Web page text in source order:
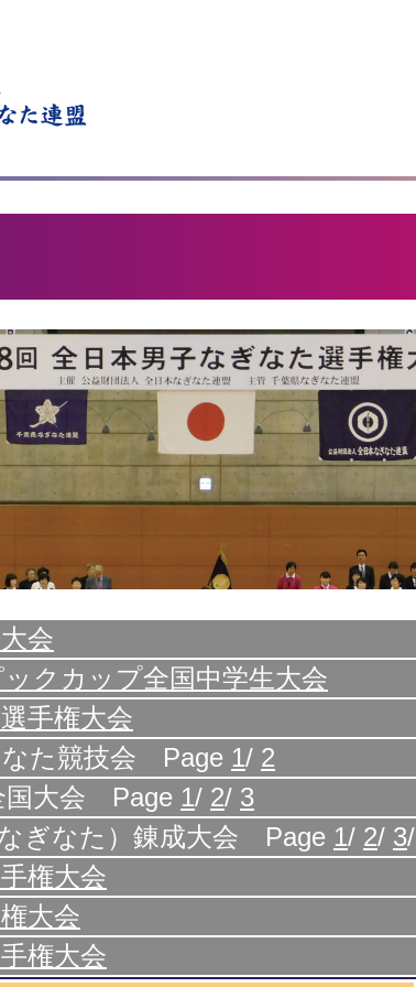
会
クカップ全国中学生大会
手権大会
なた競技会 Page 1/ 2
国大会 Page 1/ 2/ 3
ぎなた）錬成大会 Page 1/ 2/ 3
権大会
大会
権大会